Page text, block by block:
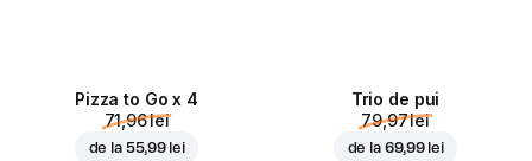
Pizza to Go x 4
71,96 lei
de la 55,99 lei
Trio de pui
79,97 lei
de la 69,99 lei